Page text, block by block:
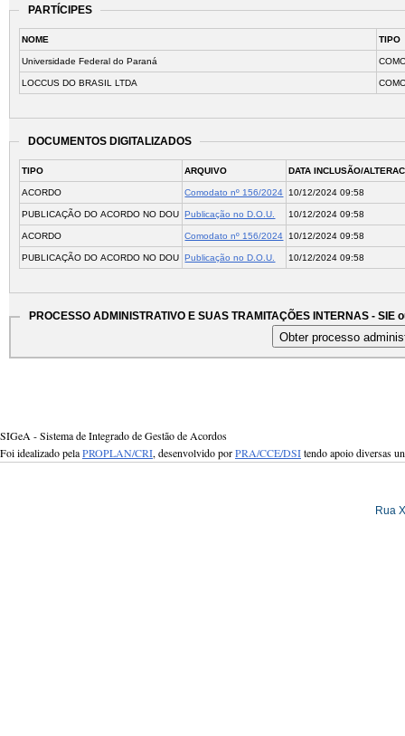
PARTÍCIPES
NOME TIPO
Universidade Federal do Paraná
LOCCUS DO BRASIL LTDA
DOCUMENTOS DIGITALIZADOS
TIPO ARQUIVO DATA INCLUSÃO/
ACORDO Comodato nº 156/2024 10/12/2024 09:58
PUBLICAÇÃO DO ACORDO NO DOU Publicação no D.O.U. 10/12/2024 09:58
ACORDO Comodato nº 156/2024 10/12/2024 09:58
PUBLICAÇÃO DO ACORDO NO DOU Publicação no D.O.U. 10/12/2024 09:58
PROCESSO ADMINISTRATIVO E SUAS TRAMITAÇÕES INTERNAS - SIE
SIGeA - Sistema de Integrado de Gestão de Acordos
Foi idealizado pelaPROPLAN/CRI, desenvolvido porPRA/CCE/DSItendo apoio diversas
Rua